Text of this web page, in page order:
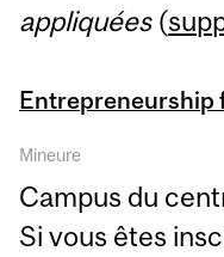
appliquées(
Entrepreneurship
Mineure
Campus du
Si vous êtes